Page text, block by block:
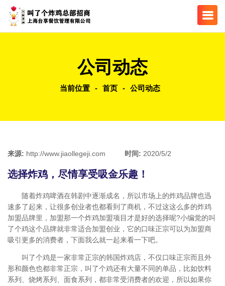
公司动态
当前位置 - 首页 - 公司动态
来源: http://www.jiaollegeji.com 时间: 2020/5/2
选择炸鸡，尽情享受吸金乐趣！
随着炸鸡啤酒在韩剧中逐渐成名，所以市场上的炸鸡品牌也迅
速多了起来，让很多创业者也都看到了商机，不过这这么多的炸鸡
加盟品牌里，加盟那一个炸鸡加盟项目才是好的选择呢?小编觉的叫
了个鸡这个品牌就非常适合加盟创业，它的口味正宗可以为加盟商
吸引更多的消费者，下面我么就一起来看一下吧。
叫了个鸡是一家非常正宗的韩国炸鸡店，不仅口味正宗而且外
形和颜色也都非常正宗，叫了个鸡还有大量不同的单品，比如饮料
系列、烧烤系列、面食系列，都非常受消费者的欢迎，所以如果你